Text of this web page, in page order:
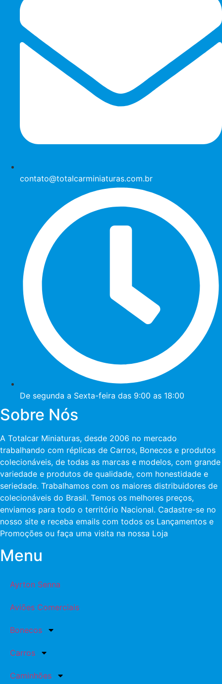
contato@totalcarminiaturas.com.br
De segunda a Sexta-feira das 9:00 as 18:00
Sobre Nós
A Totalcar Miniaturas, desde 2006 no mercado
trabalhando com réplicas de Carros, Bonecos e produtos
colecionáveis, de todas as marcas e modelos, com grande
variedade e produtos de qualidade, com honestidade e
seriedade. Trabalhamos com os maiores distribuidores de
colecionáveis do Brasil. Temos os melhores preços,
enviamos para todo o território Nacional. Cadastre-se no
nosso site e receba emails com todos os Lançamentos e
Promoções ou faça uma visita na nossa Loja
Menu
Ayrton Senna
Aviões Comerciais
Bonecos
Carros
Caminhões